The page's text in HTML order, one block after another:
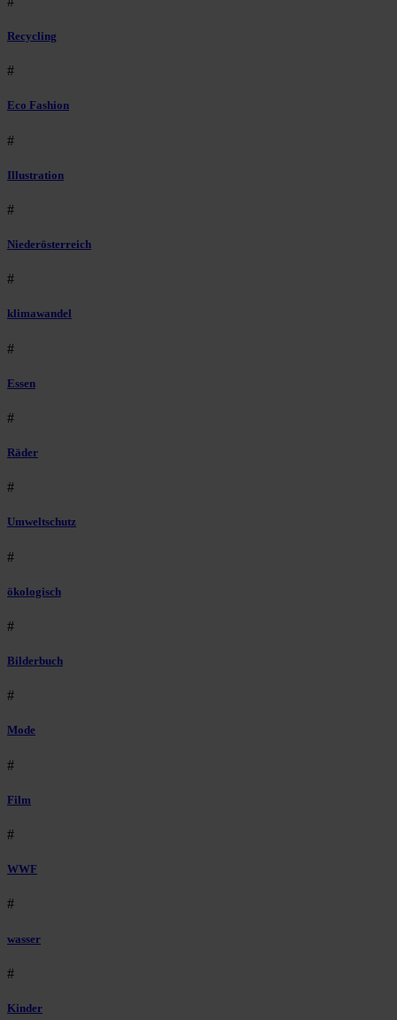
Recycling
#
Eco Fashion
#
Illustration
#
Niederösterreich
#
klimawandel
#
Essen
#
Räder
#
Umweltschutz
#
ökologisch
#
Bilderbuch
#
Mode
#
Film
#
WWF
#
wasser
#
Kinder